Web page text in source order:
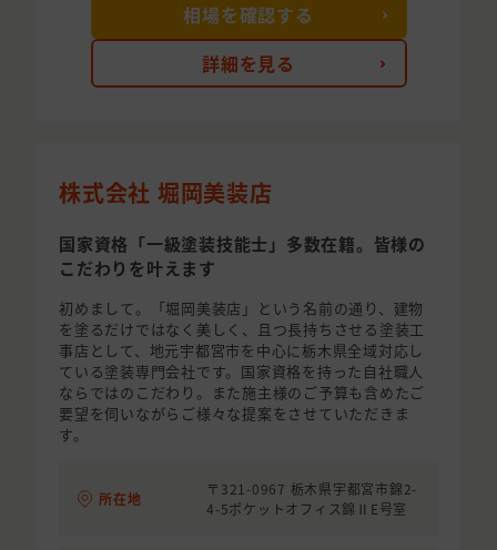
詳細を見る
相場を確認する
株式会社 堀岡美装店
国家資格「一級塗装技能士」多数在籍。皆様の
こだわりを叶えます
初めまして。「堀岡美装店」という名前の通り、建物
を塗るだけではなく美しく、且つ長持ちさせる塗装工
事店として、地元宇都宮市を中心に栃木県全域対応し
ている塗装専門会社です。国家資格を持った自社職人
ならではのこだわり。また施主様のご予算も含めたご
要望を伺いながらご様々な提案をさせていただきま
す。
所在地
〒321-0967 栃木県宇都宮市錦2-
4-5ポケットオフィス錦ⅡE号室